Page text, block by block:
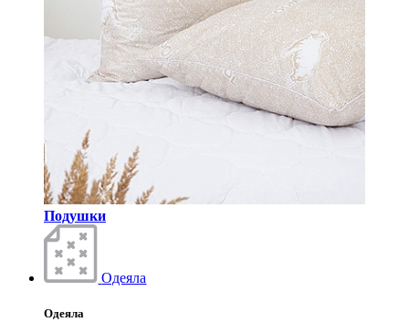
Подушки
Одеяла
Одеяла